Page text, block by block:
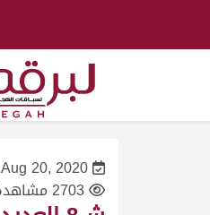
Aug 20, 2020
2703 مشاهدة